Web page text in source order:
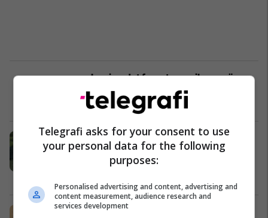
Irani godet forcat amerikane në
Bahrein, Kuvajt dhe Jordani
Azia 11/06/2026
SHBA miraton shitjen e armëve me
vlerë 16.5 miliardë dollarë për
vendet e Lindjes së Mesme
Irani shkatërron sistemin kryesor të
Telegrafi asks for your consent to use
your personal data for the following
purposes:
Personalised advertising and content, advertising and
content measurement, audience research and
services development